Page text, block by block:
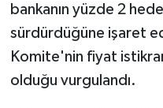
bankanın yüzde 2
sürdürdüğüne işaret
Komite'nin fiyat
olduğu vurgulandı.